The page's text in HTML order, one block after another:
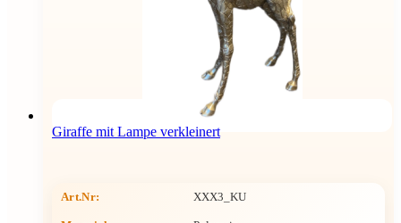
Giraffe mit Lampe verkleinert
Art.Nr: XXX3_KU